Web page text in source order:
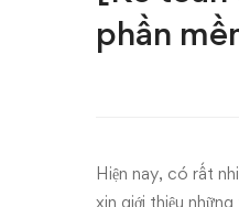
hàng
quán]
sẻ
phần
Hiện nay, có rất
xin giới thiệu